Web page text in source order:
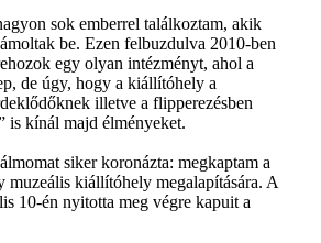
sok emberrel találkoztam, akik
be. Ezen felbuzdulva 2010-ben
egy olyan intézményt, ahol a
de úgy, hogy a kiállítóhely a
illetve a flipperezésben
is kínál majd élményeket.
siker koronázta: megkaptam a
muzeális kiállítóhely megalapítására. A
10-én nyitotta meg végre kapuit a